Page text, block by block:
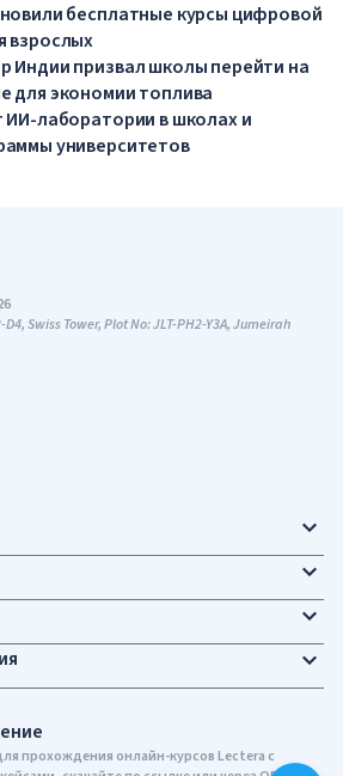
бесплатные курсы цифровой
взрослых
Индии призвал школы перейти на
для экономии топлива
ИИ-лаборатории в школах и
университетов
прохождения онлайн-курсов Lectera c
D4, Swiss Tower, Plot No: JLT-PH2-Y3A, Jumeirah